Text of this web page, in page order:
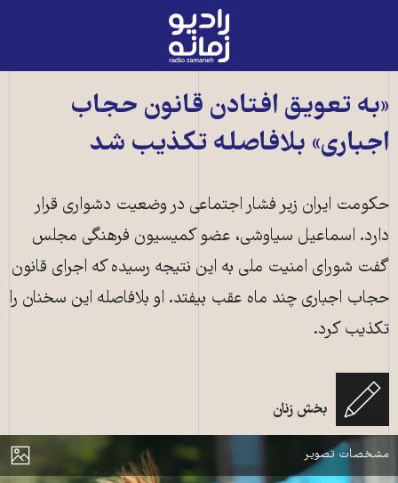
رادیو
زمانه
صفحه
اصلی
«به تعویق افتادن قانون حجاب
اجباری» بلافاصله تکذیب شد
حکومت ایران زیر فشار اجتماعی در وضعیت دشواری قرار
دارد. اسماعیل سیاوشی، عضو کمیسیون فرهنگی مجلس
گفت شورای امنیت ملی به این نتیجه رسیده که اجرای قانون
حجاب اجباری چند ماه عقب بیفتد. او بلافاصله این سخنان را
تکذیب کرد.
بخش زنان
نمایش
مشخصات تصویر